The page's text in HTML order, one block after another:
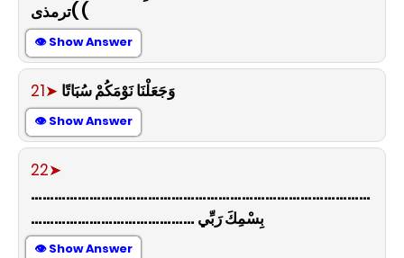
)ترمذى (
👁 Show Answer
21➤ وَجَعَلْنَا نَوْمَكُمْ سُبَاتًا
👁 Show Answer
22➤
……………………………………………………………………………
…………………………………… بِسْمِكَ رَبِّي
👁 Show Answer